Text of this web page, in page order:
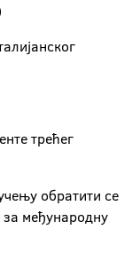
трећег
обратити се
међународну